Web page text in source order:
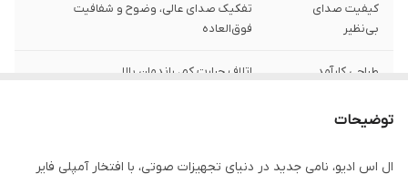
کیفیت صدای
بی‌نظیر
تفکیک صدای عالی، وضوح و شفافیت
فوق‌العاده
طراحی کارآمد اتلاف حرارت کم، راندمان بالا
مناسب برای
قدرت و وضوح
آمپلی فایر LS8000 با توان خروجی بالا و کیفیت
توضیحات
ال اس ادیو، نامی جدید در دنیای تجهیزات صوتی، با افتخار آمپلی فایر